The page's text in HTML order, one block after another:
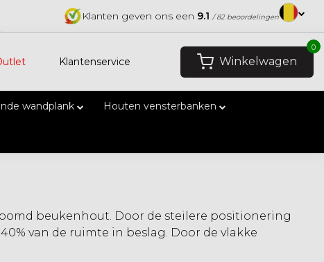
Klanten geven ons een 9.1 / 82 beoordelingen
Klantenservice Winkelwagen
0
wandplank Houten vensterbanken
beukenhout. Door de steilere positionering
van de ruimte in beslag. Door de vlakke